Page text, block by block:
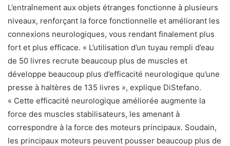
L’entraînement aux objets étranges fonctionne à plusieurs
niveaux, renforçant la force fonctionnelle et améliorant les
connexions neurologiques, vous rendant finalement plus
fort et plus efficace. « L’utilisation d’un tuyau rempli d’eau
de 50 livres recrute beaucoup plus de muscles et
développe beaucoup plus d’efficacité neurologique qu’une
presse à haltères de 135 livres », explique DiStefano.
« Cette efficacité neurologique améliorée augmente la
force des muscles stabilisateurs, les amenant à
correspondre à la force des moteurs principaux. Soudain,
les principaux moteurs peuvent pousser beaucoup plus de